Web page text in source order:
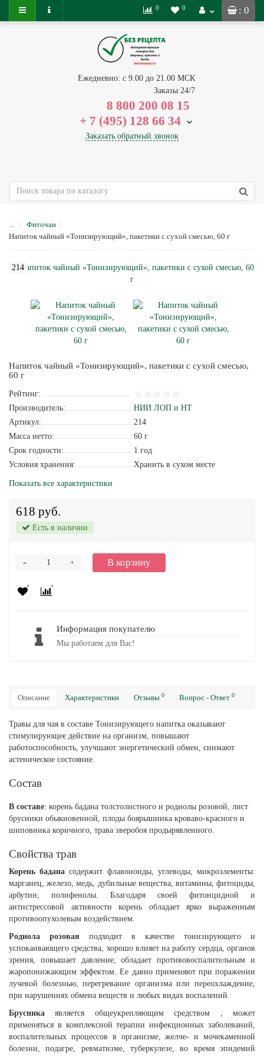
: 0
0 0
Ежедневно: с 9.00 до 21.00 МСК
Заказы 24/7
8 800 200 08 15
+ 7 (495) 128 66 34
Заказать обратный звонок
...
Фиточаи
Напиток чайный «Тонизирующий», пакетики с сухой смесью, 60 г
214
Напиток чайный «Тонизирующий», пакетики с сухой смесью,
60 г
Рейтинг:
Производитель:
НИИ ЛОП и НТ
Артикул:
214
Масса нетто:
60 г
Срок годности:
1 год
Условия хранения:
Хранить в сухом месте
Показать все характеристики
618 руб.
Есть в наличии
+
- В корзину
Информация покупателю
Мы работаем для Вас!
Описание Характеристики Отзывы 0 Вопрос - Ответ 0
Травы для чая в составе Тонизирующего напитка оказывают
стимулирующее действие на организм, повышают
работоспособность, улучшают энергетический обмен, снимают
астеническое состояние.
Состав
В составе: корень бадана толстолистного и родиолы розовой, лист
брусники обыкновенной, плоды боярышника кроваво-красного и
шиповника коричного, трава зверобоя продырявленного.
Свойства трав
Корень бадана содержит флавоноиды, углеводы, микроэлементы:
марганец, железо, медь, дубильные вещества, витамины, фитоциды,
арбутин, полифенолы. Благодаря своей фитонцидной и
антистрессовой активности корень обладает ярко выраженным
противоопухолевым воздействием.
Родиола розовая подходит в качестве тонизирующего и
успокаивающего средства, хорошо влияет на работу сердца, органов
зрения, повышает давление, обладает противовоспалительным и
жаропонижающим эффектом. Ее давно применяют при поражении
лучевой болезнью, перегревание организма или переохлаждение,
при нарушениях обмена веществ и любых видах воспалений.
Брусника является общеукрепляющим средством , может
применяться в комплексной терапии инфекционных заболеваний,
воспалительных процессов в организме, желче- и мочекаменной
болезни, подагре, ревматизме, туберкулезе, во время эпидемий